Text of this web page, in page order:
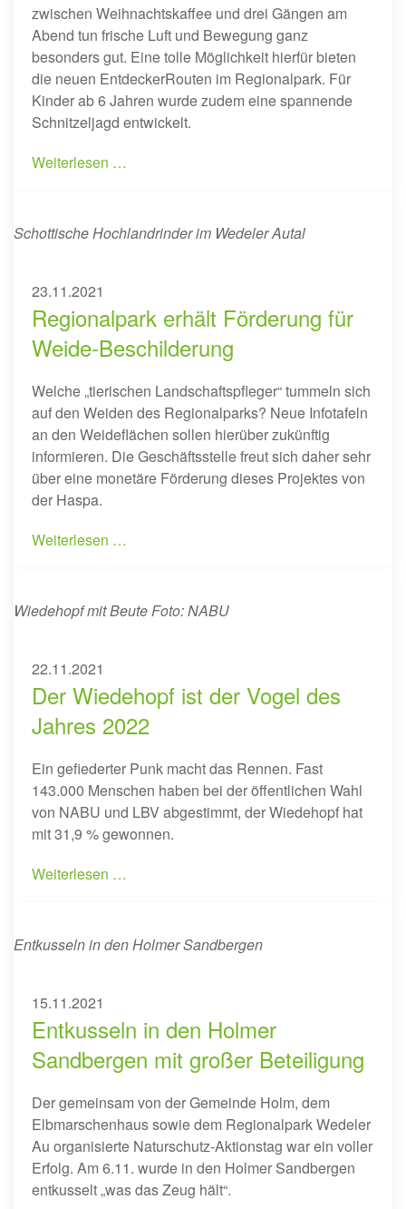
zwischen Weihnachtskaffee und drei Gängen am
Abend tun frische Luft und Bewegung ganz
besonders gut. Eine tolle Möglichkeit hierfür bieten
die neuen EntdeckerRouten im Regionalpark. Für
Kinder ab 6 Jahren wurde zudem eine spannende
Schnitzeljagd entwickelt.
Weiterlesen …
Schottische Hochlandrinder im Wedeler Autal
23.11.2021
Regionalpark erhält Förderung für
Weide-Beschilderung
Welche „tierischen Landschaftspfleger“ tummeln sich
auf den Weiden des Regionalparks? Neue Infotafeln
an den Weideflächen sollen hierüber zukünftig
informieren. Die Geschäftsstelle freut sich daher sehr
über eine monetäre Förderung dieses Projektes von
der Haspa.
Weiterlesen …
Wiedehopf mit Beute Foto: NABU
22.11.2021
Der Wiedehopf ist der Vogel des
Jahres 2022
Ein gefiederter Punk macht das Rennen. Fast
143.000 Menschen haben bei der öffentlichen Wahl
von NABU und LBV abgestimmt, der Wiedehopf hat
mit 31,9 % gewonnen.
Weiterlesen …
Entkusseln in den Holmer Sandbergen
15.11.2021
Entkusseln in den Holmer
Sandbergen mit großer Beteiligung
Der gemeinsam von der Gemeinde Holm, dem
Elbmarschenhaus sowie dem Regionalpark Wedeler
Au organisierte Naturschutz-Aktionstag war ein voller
Erfolg. Am 6.11. wurde in den Holmer Sandbergen
entkusselt „was das Zeug hält“.